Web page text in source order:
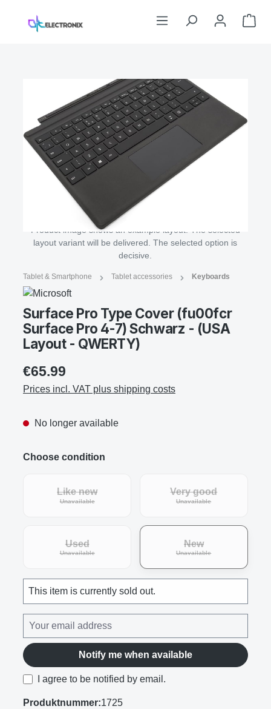
Skip to main content
Skip image gallery
Product image shows an example layout. The selected
layout variant will be delivered. The selected option is
decisive.
Tablet & Smartphone Tablet accessories Keyboards
Surface Pro Type Cover (fu00fcr
Surface Pro 4-7) Schwarz - (USA
Layout - QWERTY)
€65.99
Prices incl. VAT plus shipping costs
No longer available
Choose condition
Like new
Unavailable(This option is currently unavailable.)
Very good
Unavailable(This option is
Used
Unavailable(This option is currently unavailable.)
New
Unavailable(This option is
This item is currently sold out.
Notify me when available
I agree to be notified by email.
Produktnummer:1725